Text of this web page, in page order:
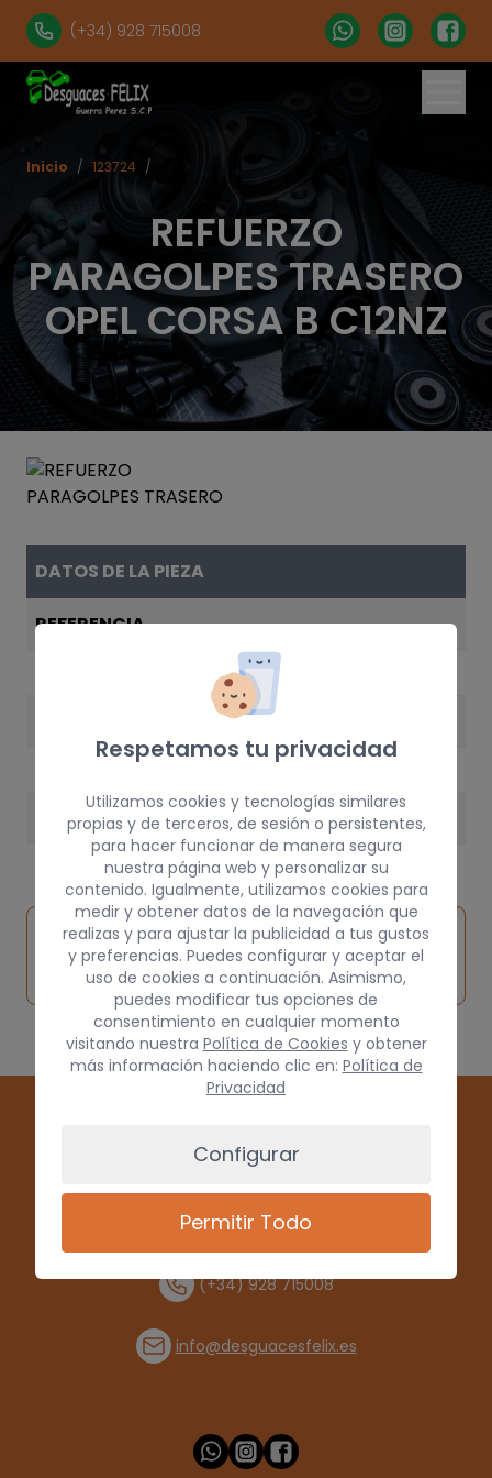
(+34) 928 715008
REFUERZO
PARAGOLPES TRASERO
OPEL CORSA B C12NZ
Inicio / 123724 /
DATOS DE LA PIEZA
REFERENCIA
PESO
Inspeccionar
vehículo de
origen
Solicitar
pieza
Consultar
por
(+34) 928 715008
info@desguacesfelix.es
Respetamos tu privacidad
Utilizamos cookies y tecnologías similares
propias y de terceros, de sesión o persistentes,
para hacer funcionar de manera segura
nuestra página web y personalizar su
contenido. Igualmente, utilizamos cookies para
medir y obtener datos de la navegación que
realizas y para ajustar la publicidad a tus gustos
y preferencias. Puedes configurar y aceptar el
uso de cookies a continuación. Asimismo,
puedes modificar tus opciones de
consentimiento en cualquier momento
visitando nuestra Política de Cookies y obtener
más información haciendo clic en: Política de
Privacidad
Configurar
Permitir Todo